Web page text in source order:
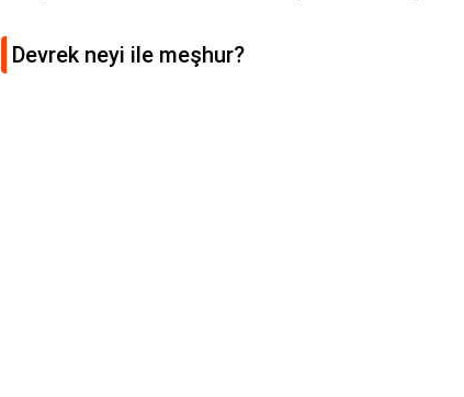
Devrek neyi ile meşhur?